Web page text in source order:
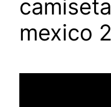
mexico